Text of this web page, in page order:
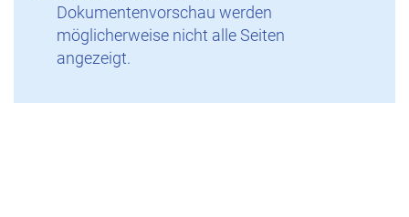
Dokumentenvorschau werden
möglicherweise nicht alle Seiten
angezeigt.